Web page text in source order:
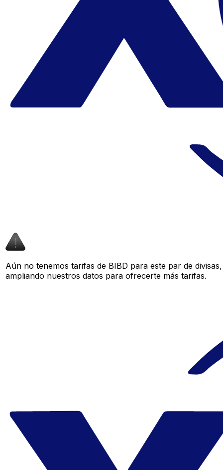
Aún no tenemos tarifas de BIBD para este par de
ampliando nuestros datos para ofrecerte más tarifas.